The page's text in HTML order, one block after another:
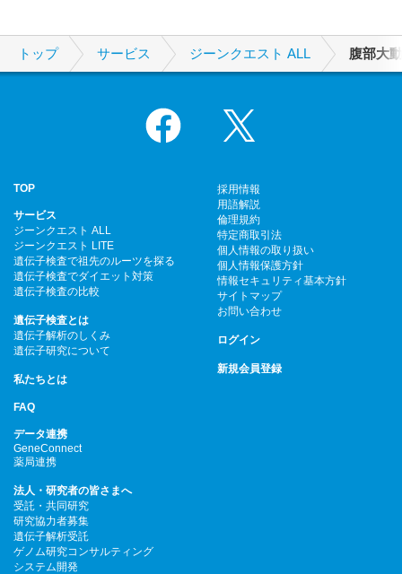
トップ サービス ジーンクエスト ALL 腹部大
Facebook
TOP
サービス
ジーンクエスト ALL
ジーンクエスト LITE
遺伝子検査で祖先のルーツを探る
遺伝子検査でダイエット対策
遺伝子検査の比較
遺伝子検査とは
遺伝子解析のしくみ
遺伝子研究について
私たちとは
FAQ
データ連携
GeneConnect
薬局連携
法人・研究者の皆さまへ
受託・共同研究
研究協力者募集
遺伝子解析受託
ゲノム研究コンサルティング
システム開発
採用情報
用語解説
倫理規約
特定商取引法
個人情報の取り扱い
個人情報保護方針
情報セキュリティ基本方針
サイトマップ
お問い合わせ
ログイン
新規会員登録